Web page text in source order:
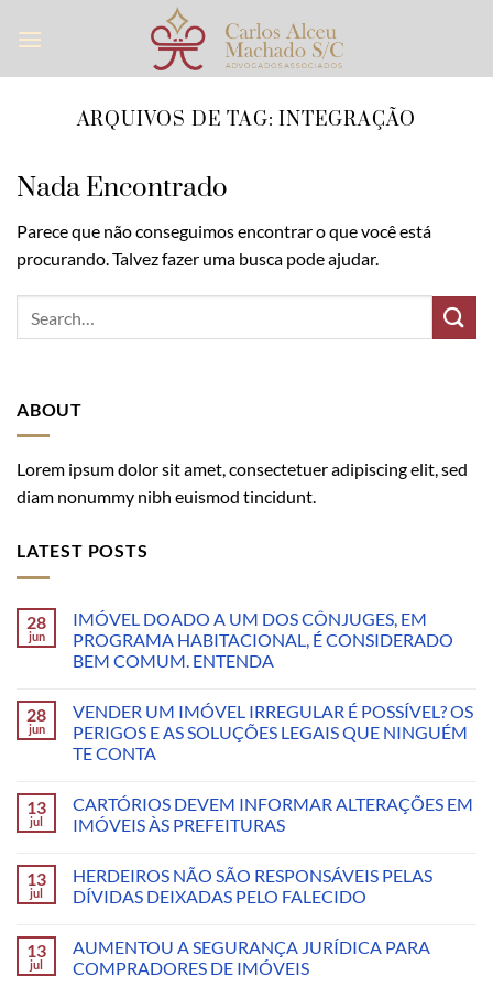
ARQUIVOS DE TAG:INTEGRAÇÃO
Nada Encontrado
Parece que não conseguimos encontrar o que você está
procurando. Talvez fazer uma busca pode ajudar.
ABOUT
Lorem ipsum dolor sit amet, consectetuer adipiscing elit, sed
diam nonummy nibh euismod tincidunt.
LATEST POSTS
28
jun
IMÓVEL DOADO A UM DOS CÔNJUGES, EM
PROGRAMA HABITACIONAL, É CONSIDERADO
BEM COMUM. ENTENDA
28
jun
VENDER UM IMÓVEL IRREGULAR É POSSÍVEL? OS
PERIGOS E AS SOLUÇÕES LEGAIS QUE NINGUÉM
TE CONTA
13
jul
CARTÓRIOS DEVEM INFORMAR ALTERAÇÕES EM
IMÓVEIS ÀS PREFEITURAS
13
jul
HERDEIROS NÃO SÃO RESPONSÁVEIS PELAS
DÍVIDAS DEIXADAS PELO FALECIDO
13
jul
AUMENTOU A SEGURANÇA JURÍDICA PARA
COMPRADORES DE IMÓVEIS